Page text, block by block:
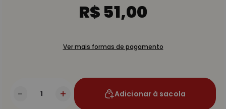
R$ 51,00
Ver mais formas de pagamento
- + Adicionar à sacola